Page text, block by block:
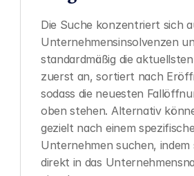
Die Suche konzentriert sich
Unternehmensinsolvenzen
standardmäßig die
zuerst an, sortiert nach
sodass die neuesten
oben stehen. Alternativ
gezielt nach einem
Unternehmen suchen, indem
direkt in das